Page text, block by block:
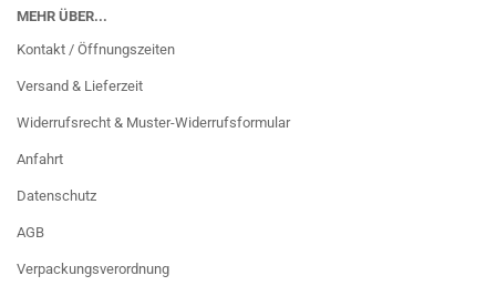
MEHR ÜBER...
Kontakt / Öffnungszeiten
Versand & Lieferzeit
Widerrufsrecht & Muster-Widerrufsformular
Anfahrt
Datenschutz
AGB
Verpackungsverordnung